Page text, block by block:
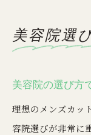
美容院選
美容院の選び方
理想のメンズカッ
容院選びが非常に